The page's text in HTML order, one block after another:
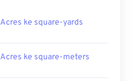
Acres ke square-yards
Acres ke square-meters